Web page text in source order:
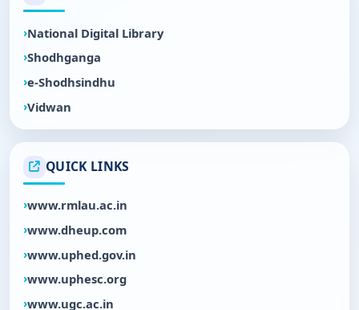
National Digital Library
Shodhganga
e-Shodhsindhu
Vidwan
QUICK LINKS
www.rmlau.ac.in
www.dheup.com
www.uphed.gov.in
www.uphesc.org
www.ugc.ac.in